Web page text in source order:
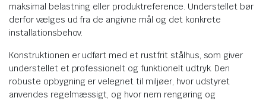
maksimal belastning eller produktreference. Understellet bør
derfor vælges ud fra de angivne mål og det konkrete
installationsbehov.
Konstruktionen er udført med et rustfrit stålhus, som giver
understellet et professionelt og funktionelt udtryk. Den
robuste opbygning er velegnet til miljøer, hvor udstyret
anvendes regelmæssigt, og hvor nem rengøring og